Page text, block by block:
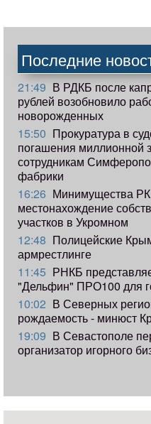
Последние
21:49 В РДКБ после
рублей возобновило
новорожденных
15:50 Прокуратура в
погашения миллионной
сотрудникам
фабрики
16:26 Минимущества РК
местонахождение
участков в Укромном
12:48 Полицейские
армрестлинге
11:45 РНКБ
"Дельфин" ПРО100 для
10:02 В Северных
рождаемость - минюст
19:09 В Севастополе
организатор игорного